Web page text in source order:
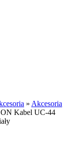
» Akcesoria
Kabel UC-44